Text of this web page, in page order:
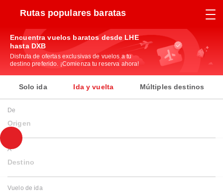
Rutas populares baratas
Encuentra vuelos baratos desde LHE
hasta DXB
Disfruta de ofertas exclusivas de vuelos a tu
destino preferido. ¡Comienza tu reserva ahora!
Solo ida Ida y vuelta Múltiples destinos
De
Origen
A
Destino
Vuelo de ida